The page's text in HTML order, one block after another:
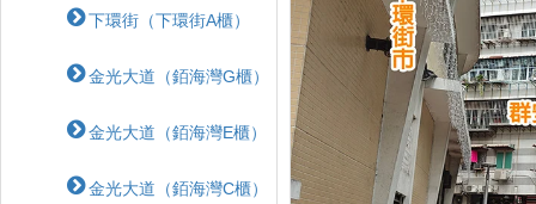
下環街（下環街A櫃）
金光大道（銆海灣G櫃）
金光大道（銆海灣E櫃）
金光大道（銆海灣C櫃）